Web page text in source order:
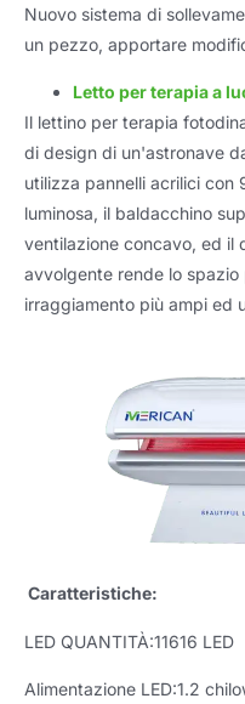
Nuovo sistema di
un pezzo, apportare
Letto per terapia a
Il lettino per terapia
di design di un'astronave
utilizza pannelli acrilici con
luminosa, il baldacchino
ventilazione concavo, ed il
avvolgente rende lo
irraggiamento più ampi ed
Caratteristiche:
LED QUANTITÀ:11616 LED
Alimentazione LED:1.2